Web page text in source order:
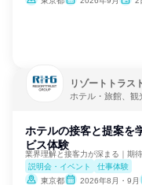
リゾートトラス
ホテル・旅館、観
ホテルの接客と提案を
ビス体験
業界理解と接客力が深まる｜期
説明会・イベント
仕事体験
東京都
2026年8月・9月